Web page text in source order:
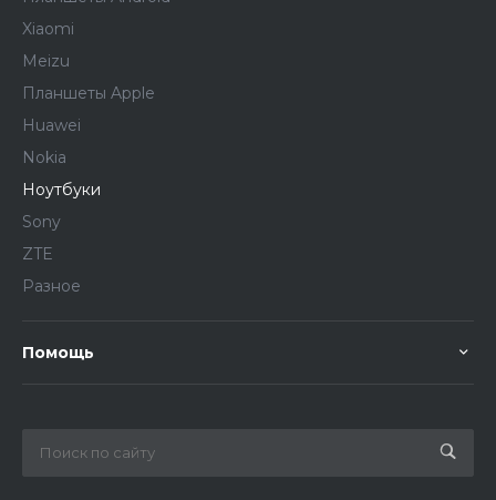
Xiaomi
Meizu
Планшеты Apple
Huawei
Nokia
Ноутбуки
Sony
ZTE
Разное
Помощь